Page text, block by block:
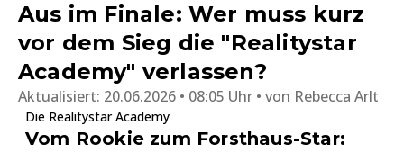
Aus im Finale: Wer muss kurz
vor dem Sieg die "Realitystar
Academy" verlassen?
Aktualisiert: 20.06.2026 • 08:05 Uhr von Rebecca Arlt
Die Realitystar Academy
Vom Rookie zum Forsthaus-Star: